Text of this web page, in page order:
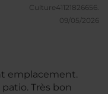
Culture41121826656.
09/05/2026
emplacement.
Très bon